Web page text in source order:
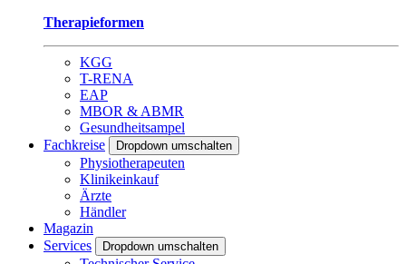
Therapieformen
KGG
T-RENA
EAP
MBOR & ABMR
Gesundheitsampel
Fachkreise
Dropdown umschalten
Physiotherapeuten
Klinikeinkauf
Ärzte
Händler
Magazin
Services
Dropdown umschalten